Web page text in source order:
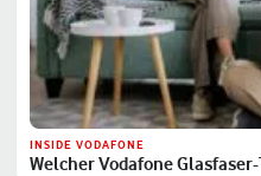
INSIDE VODAFONE
Welcher Vodafone